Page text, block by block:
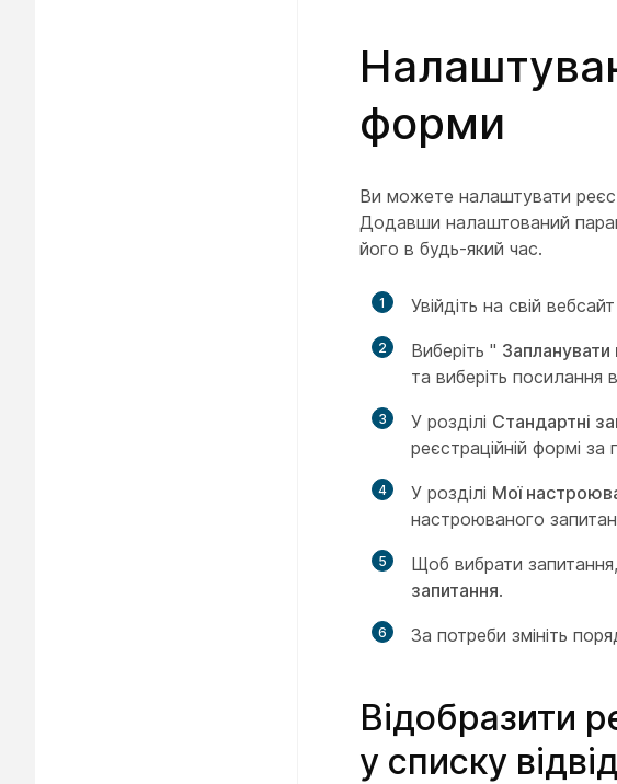
форми
Ви можете налаштувати
Додавши налаштований
його в будь-який час.
1 Увійдіть на свій
2 Виберіть " Запланувати
та виберіть посилання
3 У розділі Стандартні
реєстраційній формі
4 У розділі Мої
настроюваного
5 Щоб вибрати
запитання.
6 За потреби змініть
Відобразити
у списку